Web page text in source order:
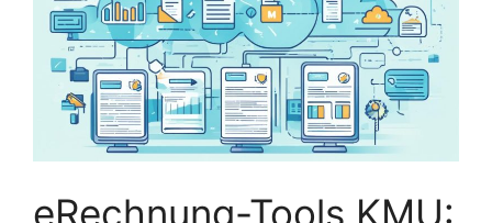
eRechnung-Tools KMU: